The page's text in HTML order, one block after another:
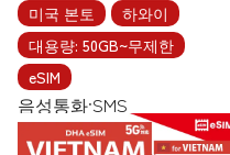
미국 본토
하와이
대용량: 50GB~무제한
eSIM
음성통화·SMS